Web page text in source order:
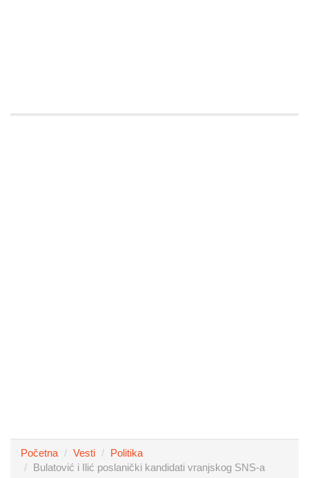
Početna Vesti
Politika
Bulatović i Ilić poslanički kandidati vranjskog SNS-a